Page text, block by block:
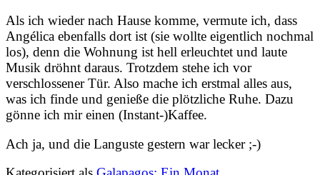
Als ich wieder nach Hause komme, vermute ich, dass
Angélica ebenfalls dort ist (sie wollte eigentlich nochmal
los), denn die Wohnung ist hell erleuchtet und laute
Musik dröhnt daraus. Trotzdem stehe ich vor
verschlossener Tür. Also mache ich erstmal alles aus,
was ich finde und genieße die plötzliche Ruhe. Dazu
gönne ich mir einen (Instant-)Kaffee.
Ach ja, und die Languste gestern war lecker ;-)